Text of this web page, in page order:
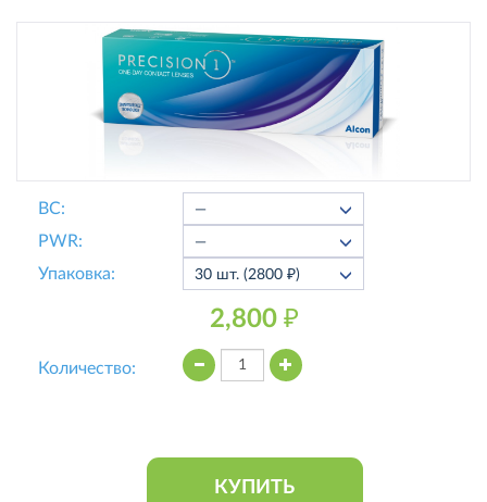
ВС:
PWR:
Упаковка:
2,800 ₽
Количество:
КУПИТЬ